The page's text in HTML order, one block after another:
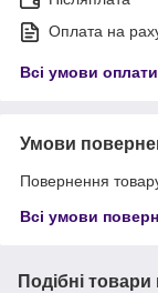
Оплата на
Всі умови оплати
Умови
Повернення
Всі умови
Подібні товари